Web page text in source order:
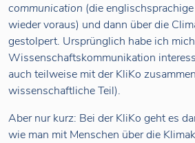
communication (die
wieder voraus) und dann über die
gestolpert. Ursprünglich habe ich
Wissenschaftskommunikation
auch teilweise mit der KliKo
wissenschaftliche Teil).
Aber nur kurz: Bei der KliKo geht es
wie man mit Menschen über die